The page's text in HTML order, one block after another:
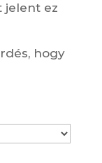
jelent ez
hogy